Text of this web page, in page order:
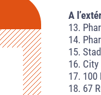
A
13.
14.
15.
16.
17. 100
18. 67